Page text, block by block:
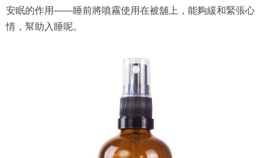
安眠的作用——睡前將噴霧使用在被舖上，能夠緩和緊張心
情，幫助入睡呢。